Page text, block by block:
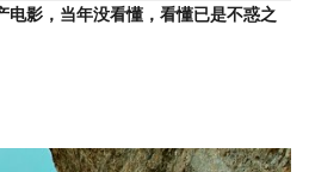
电影，当年没看懂，看懂已是不惑之